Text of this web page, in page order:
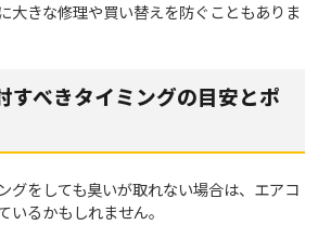
大きな修理や買い替えを防ぐこともありま
すべきタイミングの目安とポ
グをしても臭いが取れない場合は、エアコ
いるかもしれません。